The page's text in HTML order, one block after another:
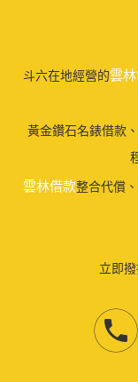
斗六在地經營的雲
黃金鑽石名錶借款
雲林借款整合代償
立即